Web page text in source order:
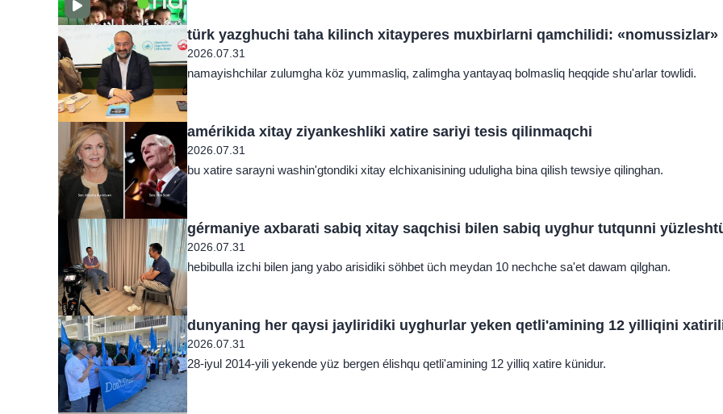
türk yazghuchi taha kilinch xitayperes muxbirlarni qamchilidi: «nomussizlar»
2026.07.31
namayishchilar zulumgha köz yummasliq, zalimgha yantayaq bolmasliq heqqide shu'arlar towlidi.
amérikida xitay ziyankeshliki xatire sariyi tesis qilinmaqchi
2026.07.31
bu xatire sarayni washin'gtondiki xitay elchixanisining uduligha bina qilish tewsiye qilinghan.
gérmaniye axbarati sabiq xitay saqchisi bilen sabiq uyghur tutqunni
2026.07.31
hebibulla izchi bilen jang yabo arisidiki söhbet üch meydan 10 nechche sa'et dawam qilghan.
dunyaning her qaysi jayliridiki uyghurlar yeken qetli'amining 12 yilliqini
2026.07.31
28-iyul 2014-yili yekende yüz bergen élishqu qetli'amining 12 yilliq xatire künidur.